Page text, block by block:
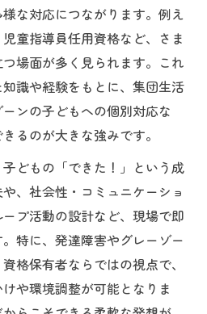
な対応につながります。例え
童指導員任用資格など、さま
場面が多く見られます。これ
識や経験をもとに、集団生活
ンの子どもへの個別対応な
るのが大きな強みです。
どもの「できた！」という成
、社会性・コミュニケーショ
プ活動の設計など、現場で即
特に、発達障害やグレーゾー
格保有者ならではの視点で、
や環境調整が可能となりま